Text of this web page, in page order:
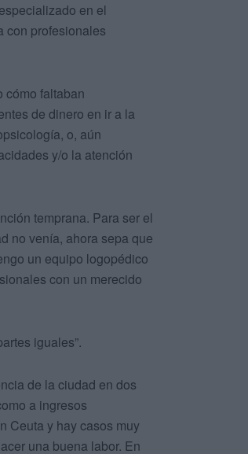
en el
con profesionales
cómo faltaban
de dinero en ir a la
o, aún
y/o la atención
temprana. Para ser el
no venía, ahora sepa que
un equipo logopédico
con un merecido
iguales”.
de la ciudad en dos
a ingresos
Ceuta y hay casos muy
una buena labor. En